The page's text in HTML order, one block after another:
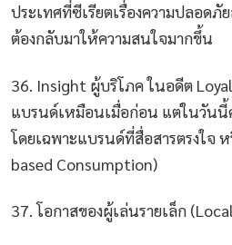
ประเทศที่ซีเรียตเรื่องความปลอดภั
ต้องกลับมาให้ความสนใจมากขึ้น
36. Insight ผู้บริโภค ในอดีต
แบรนด์เหมือนเมื่อก่อน แต่ในวัน
โดยเฉพาะแบรนด์ที่สื่อสารตรงใจ
based Consumption)
37. โอกาสของผู้เล่นรายเล็ก